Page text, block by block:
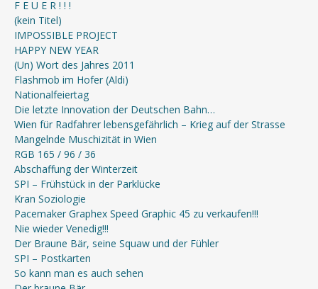
F E U E R ! ! !
(kein Titel)
IMPOSSIBLE PROJECT
HAPPY NEW YEAR
(Un) Wort des Jahres 2011
Flashmob im Hofer (Aldi)
Nationalfeiertag
Die letzte Innovation der Deutschen Bahn…
Wien für Radfahrer lebensgefährlich – Krieg auf der Strasse
Mangelnde Muschizität in Wien
RGB 165 / 96 / 36
Abschaffung der Winterzeit
SPI – Frühstück in der Parklücke
Kran Soziologie
Pacemaker Graphex Speed Graphic 45 zu verkaufen!!!
Nie wieder Venedig!!!
Der Braune Bär, seine Squaw und der Fühler
SPI – Postkarten
So kann man es auch sehen